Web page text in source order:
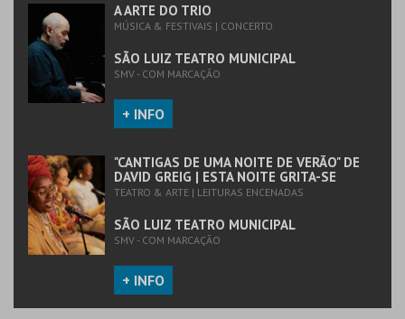
MAIS INFO
COMPRAR
A ARTE DO TRIO
MÚSICA & FESTIVAIS | CONCERTO
SÃO LUIZ TEATRO MUNICIPAL
SMV - COM MARCAÇÃO
+ INFO
"CANTIGAS DE UMA NOITE DE VERÃO" DE
DAVID GREIG | ESTA NOITE GRITA-SE
TEATRO & ARTE | LEITURAS ENCENADAS
SÃO LUIZ TEATRO MUNICIPAL
SMV - COM MARCAÇÃO
+ INFO